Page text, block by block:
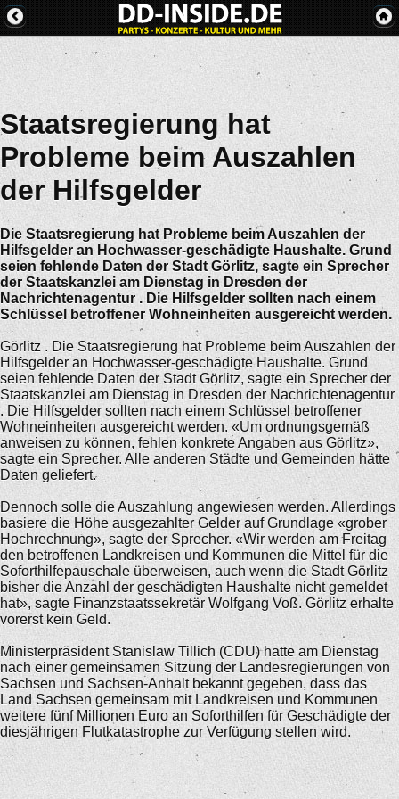
Staatsregierung hat
Probleme beim Auszahlen
der Hilfsgelder
Die Staatsregierung hat Probleme beim Auszahlen der
Hilfsgelder an Hochwasser-geschädigte Haushalte. Grund
seien fehlende Daten der Stadt Görlitz, sagte ein Sprecher
der Staatskanzlei am Dienstag in Dresden der
Nachrichtenagentur . Die Hilfsgelder sollten nach einem
Schlüssel betroffener Wohneinheiten ausgereicht werden.
Görlitz . Die Staatsregierung hat Probleme beim Auszahlen der
Hilfsgelder an Hochwasser-geschädigte Haushalte. Grund
seien fehlende Daten der Stadt Görlitz, sagte ein Sprecher der
Staatskanzlei am Dienstag in Dresden der Nachrichtenagentur
. Die Hilfsgelder sollten nach einem Schlüssel betroffener
Wohneinheiten ausgereicht werden. «Um ordnungsgemäß
anweisen zu können, fehlen konkrete Angaben aus Görlitz»,
sagte ein Sprecher. Alle anderen Städte und Gemeinden hätte
Daten geliefert.
Dennoch solle die Auszahlung angewiesen werden. Allerdings
basiere die Höhe ausgezahlter Gelder auf Grundlage «grober
Hochrechnung», sagte der Sprecher. «Wir werden am Freitag
den betroffenen Landkreisen und Kommunen die Mittel für die
Soforthilfepauschale überweisen, auch wenn die Stadt Görlitz
bisher die Anzahl der geschädigten Haushalte nicht gemeldet
hat», sagte Finanzstaatssekretär Wolfgang Voß. Görlitz erhalte
vorerst kein Geld.
Ministerpräsident Stanislaw Tillich (CDU) hatte am Dienstag
nach einer gemeinsamen Sitzung der Landesregierungen von
Sachsen und Sachsen-Anhalt bekannt gegeben, dass das
Land Sachsen gemeinsam mit Landkreisen und Kommunen
weitere fünf Millionen Euro an Soforthilfen für Geschädigte der
diesjährigen Flutkatastrophe zur Verfügung stellen wird.